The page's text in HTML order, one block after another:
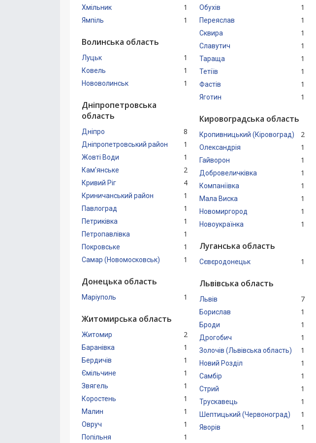
Хмільник 1
Ямпіль 1
Волинська область
Луцьк 1
Ковель 1
Нововолинськ 1
Дніпропетровська
область
Дніпро 8
Дніпропетровський район 1
Жовті Води 1
Кам'янське 2
Кривий Ріг 4
Криничанський район 1
Павлоград 1
Петриківка 1
Петропавлівка 1
Покровське 1
Самар (Новомосковськ) 1
Донецька область
Маріуполь 1
Житомирська область
Житомир 2
Баранівка 1
Бердичів 1
Ємільчине 1
Звягель 1
Коростень 1
Малин 1
Овруч 1
Попільня 1
Обухів 1
Переяслав 1
Сквира 1
Славутич 1
Тараща 1
Тетіїв 1
Фастів 1
Яготин 1
Кировоградська область
Кропивницький (Кіровоград) 2
Олександрія 1
Гайворон 1
Добровеличківка 1
Компаніївка 1
Мала Виска 1
Новомиргород 1
Новоукраїнка 1
Луганська область
Сєвєродонецьк 1
Львівська область
Львів 7
Борислав 1
Броди 1
Дрогобич 1
Золочів (Львівська область) 1
Новий Розділ 1
Самбір 1
Стрий 1
Трускавець 1
Шептицький (Червоноград) 1
Яворів 1